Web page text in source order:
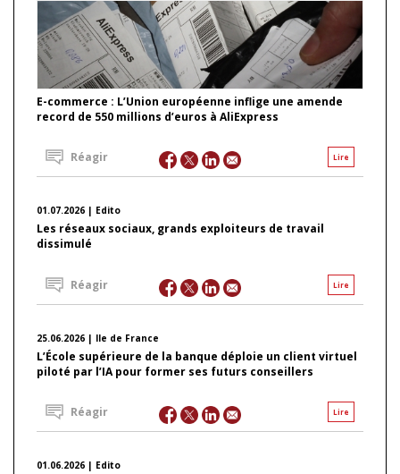
E-commerce : L’Union européenne inflige une amende
record de 550 millions d’euros à AliExpress
Lire
Réagir
01.07.2026 | Edito
Les réseaux sociaux, grands exploiteurs de travail
dissimulé
Lire
Réagir
25.06.2026 | Ile de France
L’École supérieure de la banque déploie un client virtuel
piloté par l’IA pour former ses futurs conseillers
Lire
Réagir
01.06.2026 | Edito